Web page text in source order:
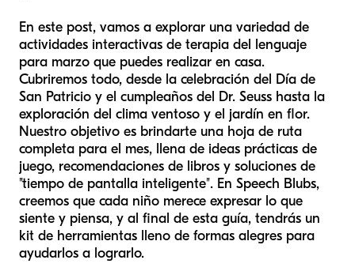
En este post, vamos a explorar una variedad de
actividades interactivas de terapia del lenguaje
para marzo que puedes realizar en casa.
Cubriremos todo, desde la celebración del Día de
San Patricio y el cumpleaños del Dr. Seuss hasta la
exploración del clima ventoso y el jardín en flor.
Nuestro objetivo es brindarte una hoja de ruta
completa para el mes, llena de ideas prácticas de
juego, recomendaciones de libros y soluciones de
"tiempo de pantalla inteligente". En Speech Blubs,
creemos que cada niño merece expresar lo que
siente y piensa, y al final de esta guía, tendrás un
kit de herramientas lleno de formas alegres para
ayudarlos a lograrlo.